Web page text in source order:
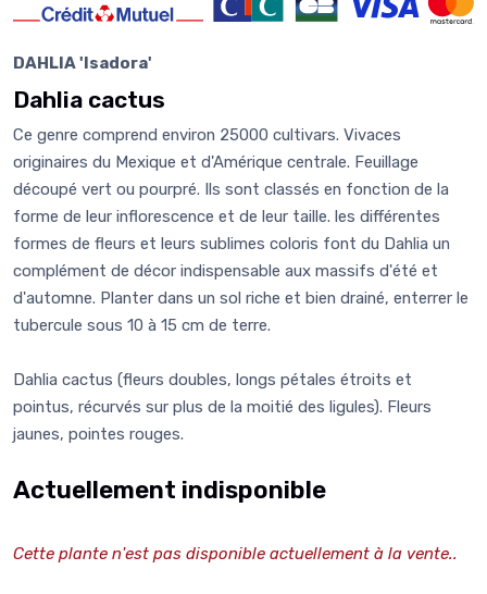
DAHLIA 'Isadora'
Dahlia cactus
Ce genre comprend environ 25000 cultivars. Vivaces
originaires du Mexique et d'Amérique centrale. Feuillage
découpé vert ou pourpré. Ils sont classés en fonction de la
forme de leur inflorescence et de leur taille. les différentes
formes de fleurs et leurs sublimes coloris font du Dahlia un
complément de décor indispensable aux massifs d'été et
d'automne. Planter dans un sol riche et bien drainé, enterrer le
tubercule sous 10 à 15 cm de terre.
Dahlia cactus (fleurs doubles, longs pétales étroits et
pointus, récurvés sur plus de la moitié des ligules). Fleurs
jaunes, pointes rouges.
Actuellement indisponible
Cette plante n'est pas disponible actuellement à la vente..